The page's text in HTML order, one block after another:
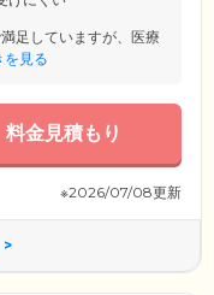
足していますが、医療
を見る
料金見積もり
※2026/07/08更新